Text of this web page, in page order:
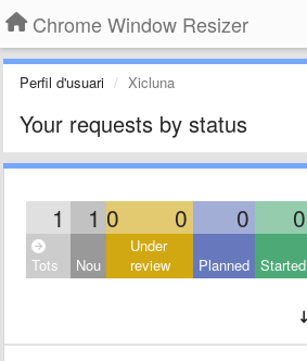
Chrome Window Resizer
Perfil d'usuari Xicluna
Your requests by status
1 1 0 0 0 0
Tots Nou
Under
review
Planned Started